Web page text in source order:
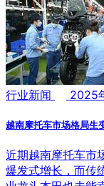
行业新闻 2025
越南摩托车市场格局生
近期越南摩托车市
爆发式增长，而传